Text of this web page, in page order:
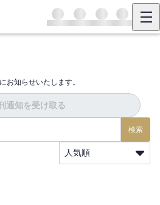
お知らせいたします。
通知を受け取る
検索
人気順